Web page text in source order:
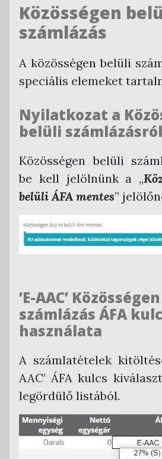
Közösségen
számlázás
A közösségen belüli
speciális elemeket
Nyilatkozat a
belüli számlázásról
Közösségen belüli
be kell jelölnünk a „
belüli ÁFA mentes”
’E-AAC’
számlázás ÁFA
használata
A számlatételek
AAC’ ÁFA kulcs
legördülő listából.